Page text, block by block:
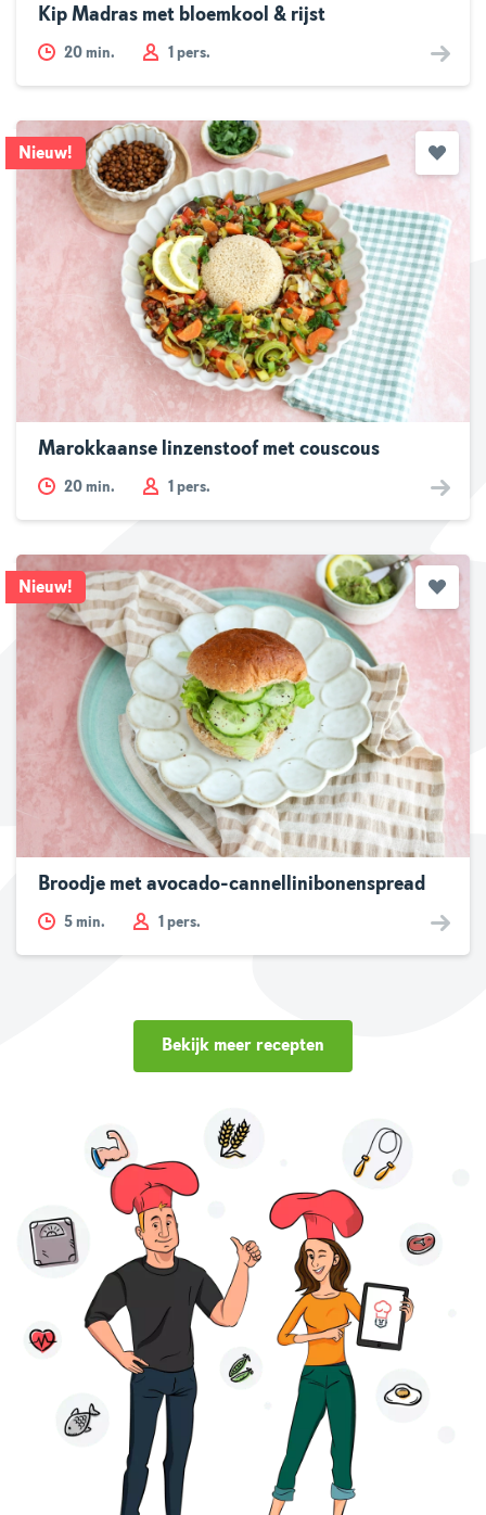
Kip Madras met bloemkool & rijst
20 min. 1 pers.
Nieuw!
Marokkaanse linzenstoof met couscous
20 min. 1 pers.
Nieuw!
Broodje met avocado-cannellinibonenspread
5 min. 1 pers.
Bekijk meer recepten